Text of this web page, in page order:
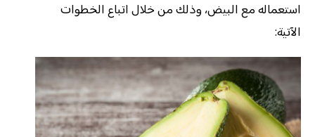
استعماله مع البيض، وذلك من خلال اتباع الخطوات
الآتية: